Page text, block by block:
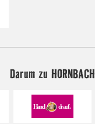
Darum zu HORNBACH